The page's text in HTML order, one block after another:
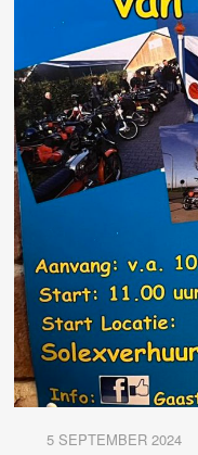
5 SEPTEMBER 2024